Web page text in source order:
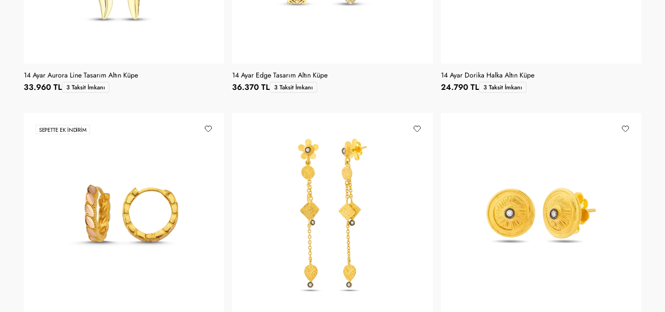
14 Ayar Aurora Line Tasarım Altın Küpe
33.960 TL 3 Taksit İmkanı
14 Ayar Edge Tasarım Altın Küpe
36.370 TL 3 Taksit İmkanı
14 Ayar Dorika Halka Altın Küpe
24.790 TL 3 Taksit İmkanı
SEPETTE EK İNDIRIM